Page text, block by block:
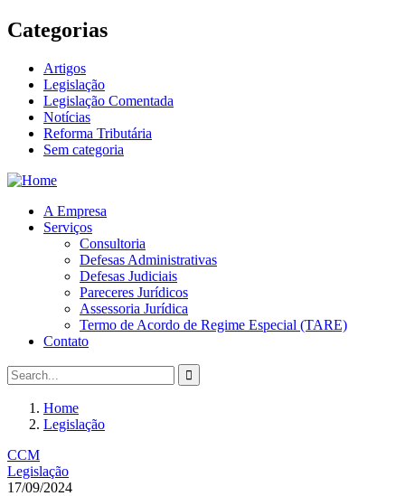
Categorias
Artigos
Legislação
Legislação Comentada
Notícias
Reforma Tributária
Sem categoria
A Empresa
Serviços
Consultoria
Defesas Administrativas
Defesas Judiciais
Pareceres Jurídicos
Assessoria Jurídica
Termo de Acordo de Regime Especial (TARE)
Contato
Home
Legislação
CCM
Legislação
17/09/2024